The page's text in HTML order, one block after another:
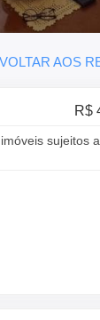
VOLTAR AOS
R$
sujeitos